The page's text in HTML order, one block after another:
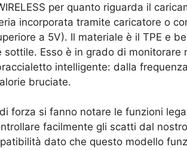
per quanto riguarda il
incorporata tramite caricatore o
a 5V). Il materiale è il TPE e
sottile. Esso è in grado di
intelligente: dalla
bruciate.
forza si fanno notare le funzioni
facilmente gli scatti dal
dato che questo modello